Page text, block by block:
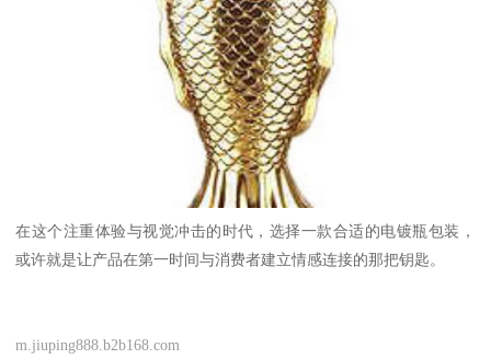
在这个注重体验与视觉冲击的时代，选择一款合适的电镀瓶包装，
或许就是让产品在第一时间与消费者建立情感连接的那把钥匙。
m.jiuping888.b2b168.com